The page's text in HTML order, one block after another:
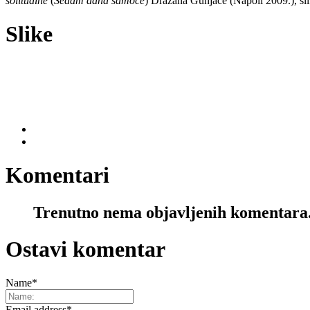
Slike
Komentari
Trenutno nema objavljenih
Ostavi komentar
Name*